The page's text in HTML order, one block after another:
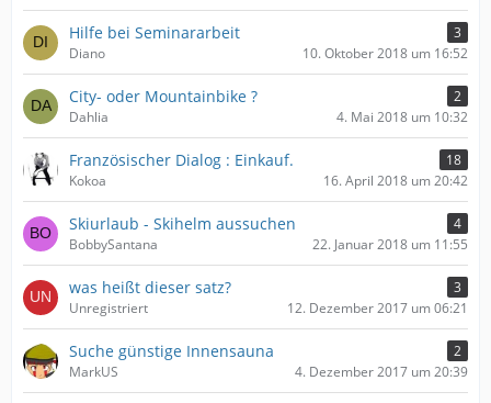
Hilfe bei Seminararbeit
3
Diano
10. Oktober 2018 um 16:52
City- oder Mountainbike ?
2
Dahlia
4. Mai 2018 um 10:32
Französischer Dialog : Einkauf.
18
Kokoa
16. April 2018 um 20:42
Skiurlaub - Skihelm aussuchen
4
BobbySantana
22. Januar 2018 um 11:55
was heißt dieser satz?
3
Unregistriert
12. Dezember 2017 um 06:21
Suche günstige Innensauna
2
MarkUS
4. Dezember 2017 um 20:39